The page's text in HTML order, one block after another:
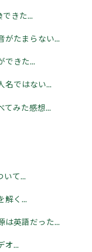
できた...
がたまらない...
できた...
名ではない...
てみた感想...
いて...
解く...
は英語だった...
オ...